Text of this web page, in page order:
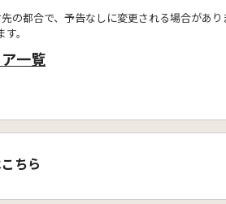
の都合で、予告なしに変更される場合があり
。
一覧
ちら